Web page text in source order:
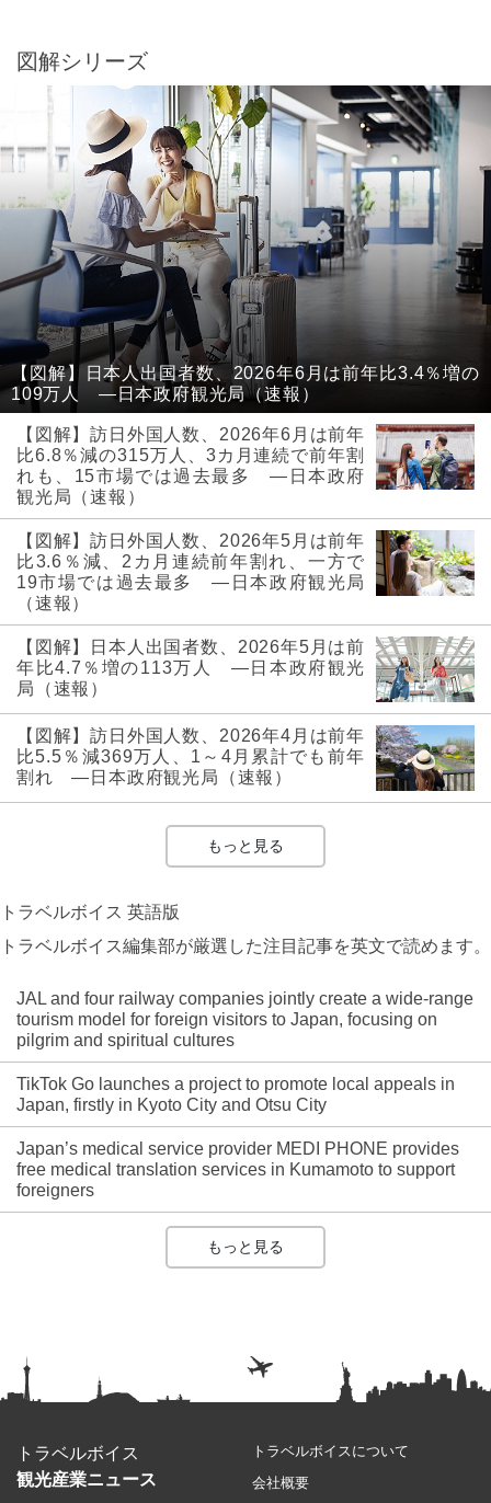
図解シリーズ
【図解】日本人出国者数、2026年6月は前年比3.4％増の
109万人 ―日本政府観光局（速報）
【図解】訪日外国人数、2026年6月は前年
比6.8％減の315万人、3カ月連続で前年割
れも、15市場では過去最多 ―日本政府
観光局（速報）
【図解】訪日外国人数、2026年5月は前年
比3.6％減、2カ月連続前年割れ、一方で
19市場では過去最多 ―日本政府観光局
（速報）
【図解】日本人出国者数、2026年5月は前
年比4.7％増の113万人 ―日本政府観光
局（速報）
【図解】訪日外国人数、2026年4月は前年
比5.5％減369万人、1～4月累計でも前年
割れ ―日本政府観光局（速報）
もっと見る
トラベルボイス 英語版
トラベルボイス編集部が厳選した注目記事を英文で読めます。
JAL and four railway companies jointly create a wide-range
tourism model for foreign visitors to Japan, focusing on
pilgrim and spiritual cultures
TikTok Go launches a project to promote local appeals in
Japan, firstly in Kyoto City and Otsu City
Japan’s medical service provider MEDI PHONE provides
free medical translation services in Kumamoto to support
foreigners
もっと見る
トラベルボイス
観光産業ニュース
トラベルボイスについて
会社概要